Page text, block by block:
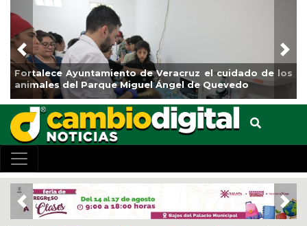
Fortalece Ayuntamiento de Veracruz el cuidado de los
animales del Parque Miguel Ángel de Quevedo
Previous
Previous